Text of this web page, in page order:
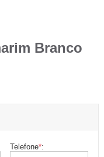
Branco
Telefone*: